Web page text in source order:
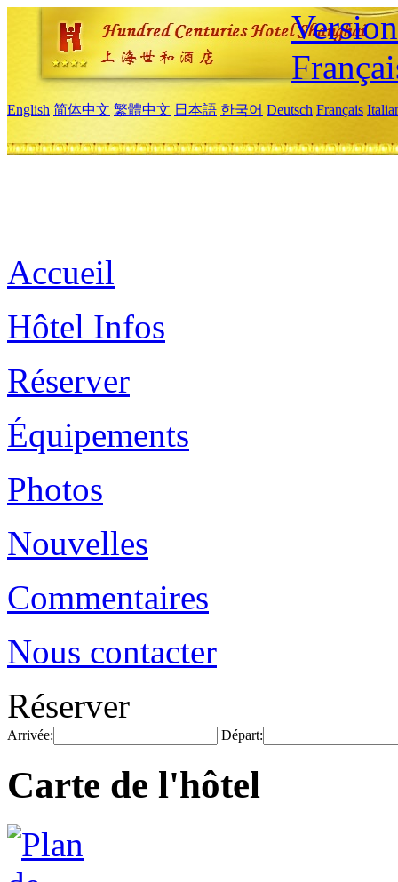
English 简体中文 繁體中文 日本語 한국어 Deutsch Français
Accueil
Hôtel Infos
Réserver
Équipements
Photos
Nouvelles
Commentaires
Nous contacter
Réserver
Arrivée: Départ:
Carte de l'hôtel